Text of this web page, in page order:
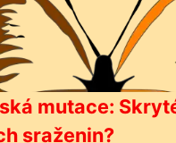
mutace:
sraženin?